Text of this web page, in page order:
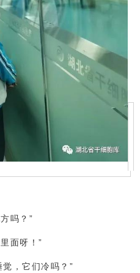
吗？”
面呀！”
，它们冷吗？”